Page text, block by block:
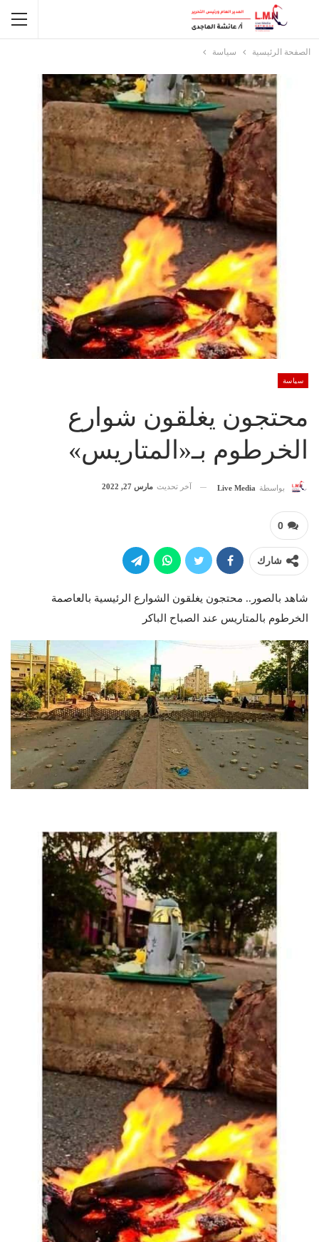
الصفحة الرئيسية سياسة
سياسة
محتجون يغلقون شوارع
الخرطوم بـ«المتاريس»
بواسطة Live Media آخر تحديث مارس 27, 2022
0
شارك
شاهد بالصور.. محتجون يغلقون الشوارع الرئيسية بالعاصمة
الخرطوم بالمتاريس عند الصباح الباكر